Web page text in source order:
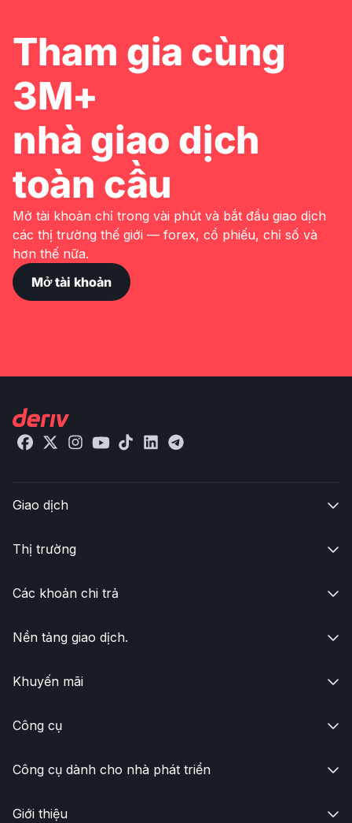
Tham gia cùng
3M+
nhà giao dịch
toàn cầu
Mở tài khoản chỉ trong vài phút và bắt đầu giao dịch
các thị trường thế giới — forex, cổ phiếu, chỉ số và
hơn thế nữa.
Mở tài khoản
Giao dịch 
Thị trường 
Các khoản chi trả 
Nền tảng giao dịch. 
Khuyến mãi 
Công cụ 
Công cụ dành cho nhà phát triển 
Giới thiệu 